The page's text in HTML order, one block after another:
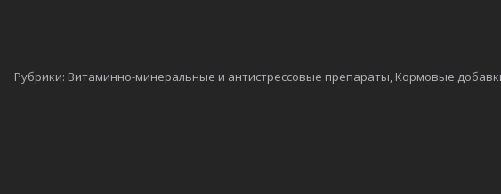
Рубрики: Витаминно-минеральные и антистрессовые препараты, Кормовые